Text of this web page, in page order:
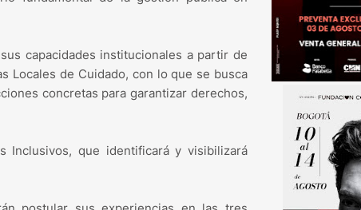
capacidades institucionales a partir de
Locales de Cuidado, con lo que se busca
concretas para garantizar derechos,
Inclusivos, que identificará y visibilizará